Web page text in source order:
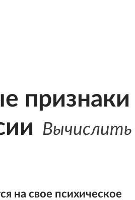
признаки
Вычислить
на свое психическое